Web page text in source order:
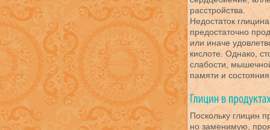
расстройства.
Недостаток
предостаточно
или иначе
кислоте. Однако,
слабости,
памяти и
Поскольку глицин
но заменимую,